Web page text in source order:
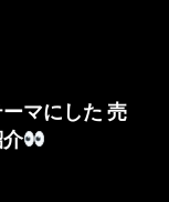
マにした 売